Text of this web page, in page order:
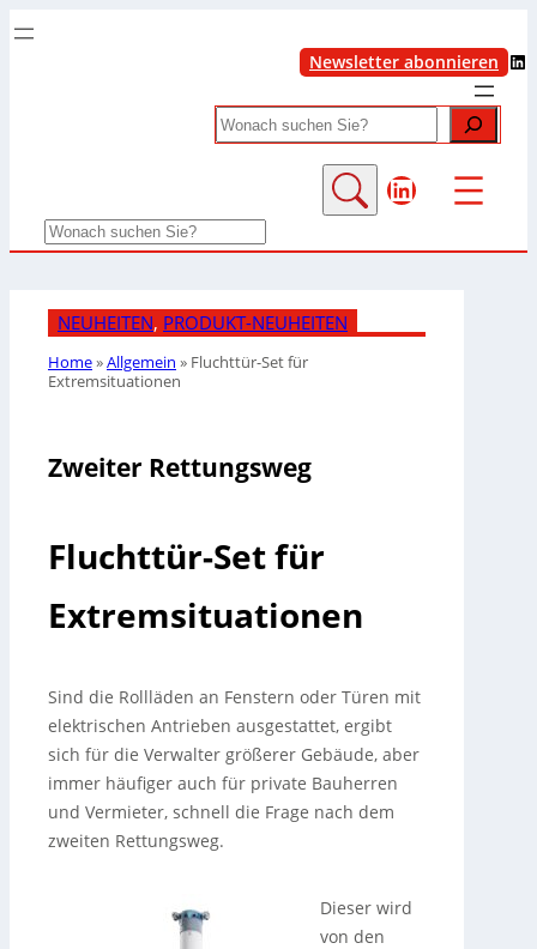
Newsletter abonnieren LinkedIn
Search
LinkedIn
Search
NEUHEITEN, PRODUKT-NEUHEITEN
Home»Allgemein » Fluchttür-Set für
Extremsituationen
Zweiter Rettungsweg
Fluchttür-Set für
Extremsituationen
Sind die Rollläden an Fenstern oder Türen mit
elektrischen Antrieben ausgestattet, ergibt
sich für die Verwalter größerer Gebäude, aber
immer häufiger auch für private Bauherren
und Vermieter, schnell die Frage nach dem
zweiten Rettungsweg.
Dieser wird
von den